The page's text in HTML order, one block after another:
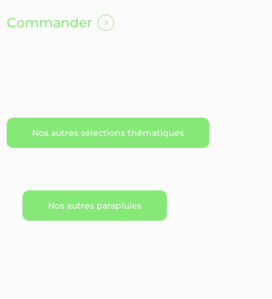
Commander
Nos autres sélections thématiques
Nos autres parapluies